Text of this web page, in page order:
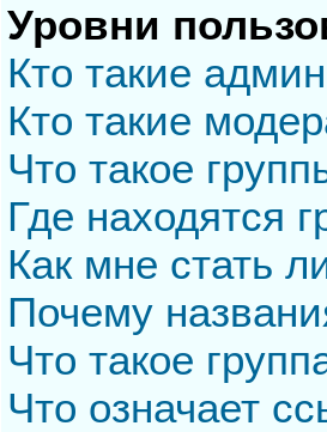
Уровни
Кто такие
Кто такие
Что такое
Где находятся
Как мне стать
Почему
Что такое
Что означает